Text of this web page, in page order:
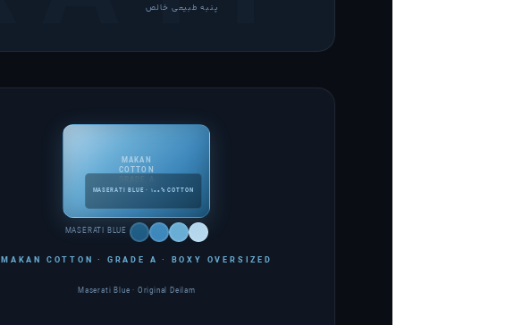
پنبه طبیعی خالص
MAKAN
COTTON
MASERATI BLUE · 100% COTTON
MASERATI BLUE
MAKAN COTTON · GRADE A · BOXY OVERSIZED
Maserati Blue · Original Deilam